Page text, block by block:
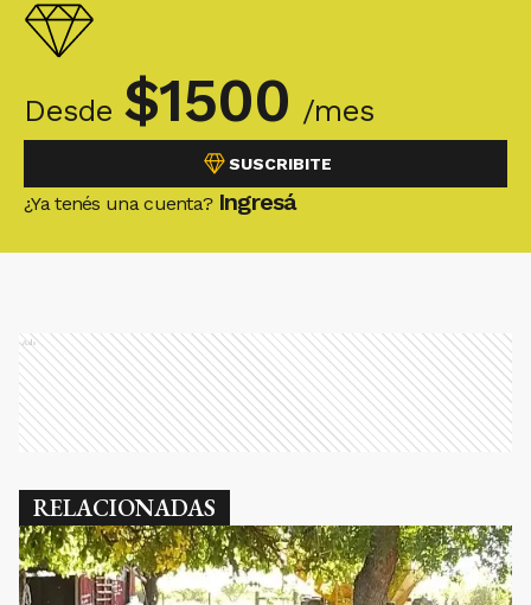
Desde $1500 /mes
SUSCRIBITE
¿Ya tenés una cuenta? Ingresá
Ads
RELACIONADAS